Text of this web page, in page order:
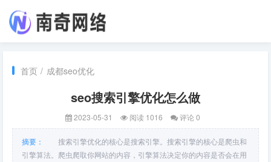
首页 / 成都seo优化
seo搜索引擎优化怎么做
2023-05-31 阅读 1016 评论 0
摘要：
搜索引擎优化的核心是搜索引擎。搜索引擎的核心是爬虫和
引擎算法。爬虫爬取你网站的内容，引擎算法决定你的内容是否会在用